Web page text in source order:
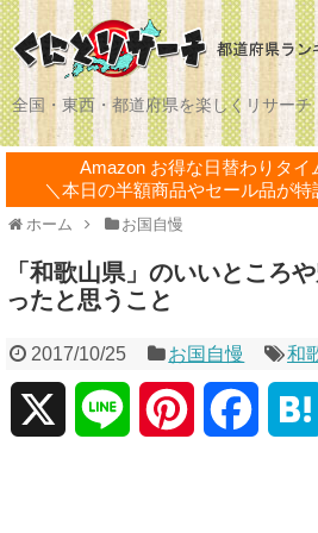
全国・東西・都道府県を楽しくリサーチ
Amazon お得な日替わりタイ
＼本日の半額商品やセール品が
ホーム お国自慢
「和歌山県」のいいところ
ったと思うこと
2017/10/25 お国自慢 和